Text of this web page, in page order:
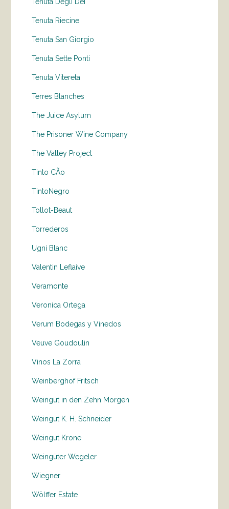
Tenuta Riecine
Tenuta San Giorgio
Tenuta Sette Ponti
Tenuta Vitereta
Terres Blanches
The Juice Asylum
The Prisoner Wine Company
The Valley Project
Tinto CÃo
TintoNegro
Tollot-Beaut
Torrederos
Ugni Blanc
Valentin Leflaive
Veramonte
Veronica Ortega
Verum Bodegas y Vinedos
Veuve Goudoulin
Vinos La Zorra
Weinberghof Fritsch
Weingut in den Zehn Morgen
Weingut K. H. Schneider
Weingut Krone
Weingüter Wegeler
Wiegner
Wölffer Estate